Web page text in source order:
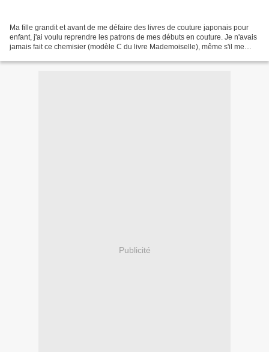
Ma fille grandit et avant de me défaire des livres de couture japonais pour
enfant, j'ai voulu reprendre les patrons de mes débuts en couture. Je n'avais
jamais fait ce chemisier (modèle C du livre Mademoiselle), même s'il me
Publicité